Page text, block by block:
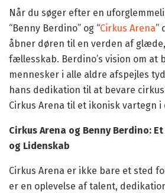
Når du søger efter en
“Benny Berdino” og “Cirkus Arena”
åbner døren til en verden af
fællesskab. Berdino’s vision om at
mennesker i alle aldre afspejles
hans dedikation til at bevare
Cirkus Arena til et ikonisk vartegn i
Cirkus Arena og Benny Berdino:
og Lidenskab
Cirkus Arena er ikke bare et sted
er en oplevelse af talent,